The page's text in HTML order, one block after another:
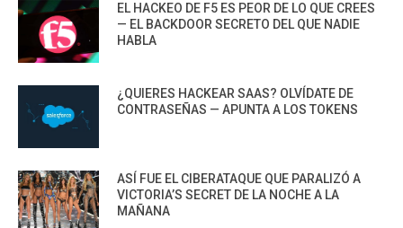
EL HACKEO DE F5 ES PEOR DE LO QUE CREES
— EL BACKDOOR SECRETO DEL QUE NADIE
HABLA
¿QUIERES HACKEAR SAAS? OLVÍDATE DE
CONTRASEÑAS — APUNTA A LOS TOKENS
ASÍ FUE EL CIBERATAQUE QUE PARALIZÓ A
VICTORIA’S SECRET DE LA NOCHE A LA
MAÑANA